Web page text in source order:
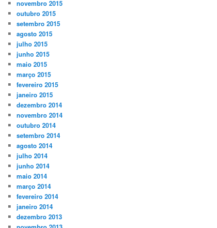
novembro 2015
outubro 2015
setembro 2015
agosto 2015
julho 2015
junho 2015
maio 2015
março 2015
fevereiro 2015
janeiro 2015
dezembro 2014
novembro 2014
outubro 2014
setembro 2014
agosto 2014
julho 2014
junho 2014
maio 2014
março 2014
fevereiro 2014
janeiro 2014
dezembro 2013